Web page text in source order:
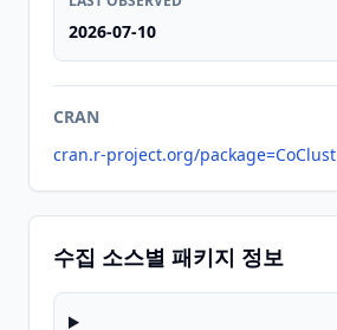
2026-07-10
CRAN
cran.r-project.org/package=CoClust
수집 소스별 패키지 정보